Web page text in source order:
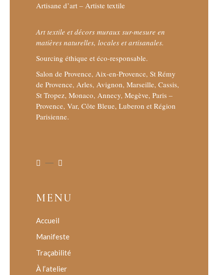
Artisane d’art – Artiste textile
Art textile et décors muraux sur-mesure en
matières naturelles, locales et artisanales.
Sourcing éthique et éco-responsable.
Salon de Provence, Aix-en-Provence, St Rémy
de Provence, Arles, Avignon, Marseille, Cassis,
St Tropez, Monaco, Annecy, Megève, Paris –
Provence, Var, Côte Bleue, Luberon et Région
Parisienne.
MENU
Accueil
Manifeste
Traçabilité
À l’atelier